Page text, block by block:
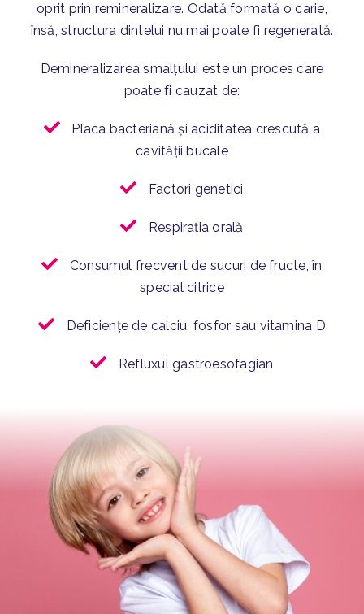
oprit prin remineralizare. Odată formată o carie,
însă, structura dintelui nu mai poate fi regenerată.
Demineralizarea smalțului este un proces care
poate fi cauzat de:
Placa bacteriană și aciditatea crescută a
cavității bucale
Factori genetici
Respirația orală
Consumul frecvent de sucuri de fructe, în
special citrice
Deficiențe de calciu, fosfor sau vitamina D
Refluxul gastroesofagian